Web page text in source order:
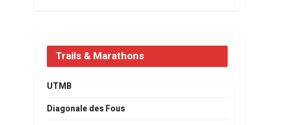
Trails & Marathons
UTMB
Diagonale des Fous